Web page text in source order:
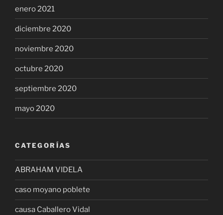
enero 2021
diciembre 2020
noviembre 2020
octubre 2020
septiembre 2020
mayo 2020
CATEGORÍAS
ABRAHAM VIDELA
caso moyano poblete
causa Caballero Vidal